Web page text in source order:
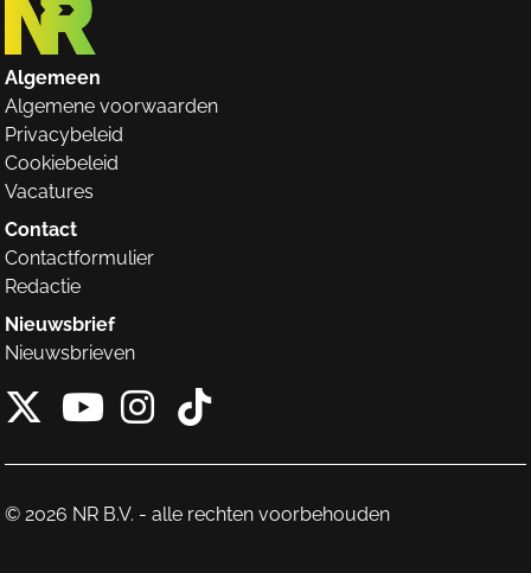
Algemeen
Algemene voorwaarden
Privacybeleid
Cookiebeleid
Vacatures
Contact
Contactformulier
Redactie
Nieuwsbrief
Nieuwsbrieven
X van NieuwRechts
Instagram van
Tiktok van
© 2026 NR B.V. - alle rechten voorbehouden